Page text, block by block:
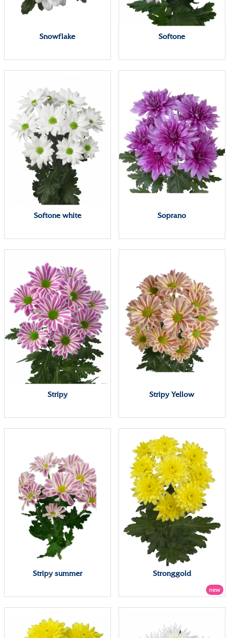
Snowflake Softone
Softone white Soprano
Stripy Stripy Yellow
Stripy summer Stronggold
new